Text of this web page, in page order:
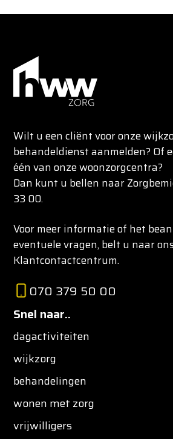
Wilt u een cliënt voor onze
behandeldienst aanmelden? Of
één van onze woonzorgcentra?
Dan kunt u bellen naar
33 00.
Voor meer informatie of het
eventuele vragen, belt u naar ons
Klantcontactcentrum.
070 379 50 00
Snel naar..
dagactiviteiten
wijkzorg
behandelingen
wonen met zorg
vrijwilligers